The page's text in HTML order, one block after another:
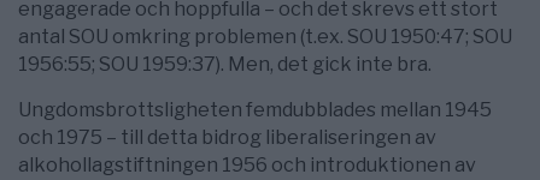
engagerade och hoppfulla – och det skrevs ett stort
antal SOU omkring problemen (t.ex. SOU 1950:47; SOU
1956:55; SOU 1959:37). Men, det gick inte bra.
Ungdomsbrottsligheten femdubblades mellan 1945
och 1975 – till detta bidrog liberaliseringen av
alkohollagstiftningen 1956 och introduktionen av